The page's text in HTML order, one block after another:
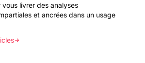
livrer des analyses
et ancrées dans un usage